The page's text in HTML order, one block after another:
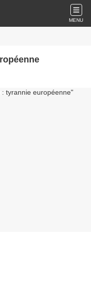
MENU